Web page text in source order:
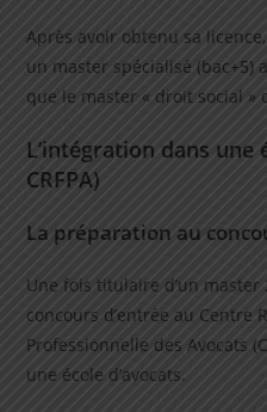
Après avoir obtenu sa
un master spécialisé (bac+5)
que le master « droit social »
L’intégration dans une
CRFPA)
La préparation au
Une fois titulaire d’un
concours d’entrée au Centre
Professionnelle des Avocats
une école d’avocats.